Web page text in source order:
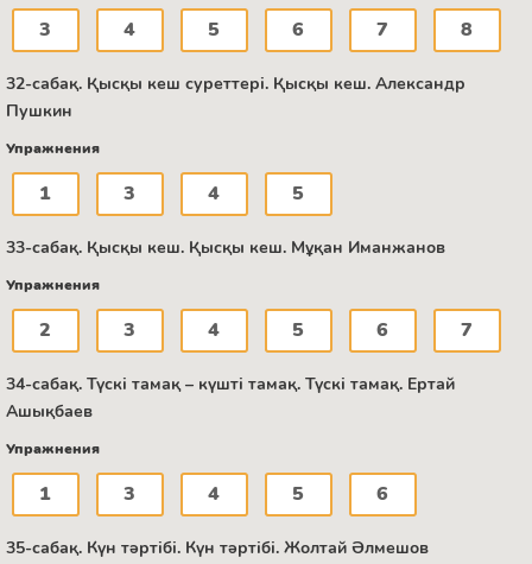
3 4 5 6 7 8
32-сабақ. Қысқы кеш суреттері. Қысқы кеш. Александр
Пушкин
Упражнения
1 3 4 5
33-сабақ. Қысқы кеш. Қысқы кеш. Мұқан Иманжанов
Упражнения
2 3 4 5 6 7
34-сабақ. Түскі тамақ – күшті тамақ. Түскі тамақ. Ертай
Ашықбаев
Упражнения
1 3 4 5 6
35-сабақ. Күн тәртібі. Күн тәртібі. Жолтай Әлмешов